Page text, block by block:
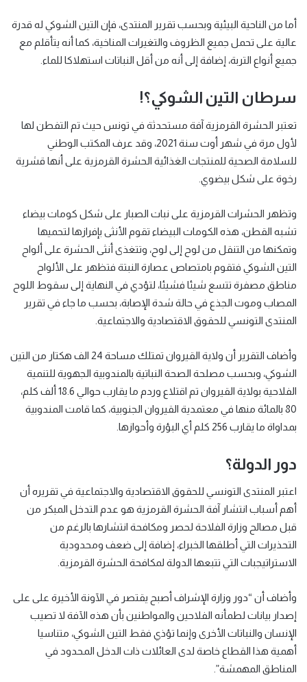
أما من الناحية البيئية وبحسب تقرير المنتدى، فإن التين الشوكي له قدرة
عالية على تحمل جميع الظروف والتغيرات المناخية، كما أنه يتأقلم مع
جميع أنواع التربة، إضافة إلى أنه من أقل النباتات استهلاكا للماء.
سرطان التين الشوكي؟!
تعتبر الحشرة القرمزية آفة مستحدثة في تونس حيث تم التفطن لها
لأول مرة في شهر أوت سنة 2021، وقد عرف المكتب الوطني
للسلامة الصحية للمنتجات الغذائية الحشرة القرمزية على أنها قشرية
رخوة على شكل بيضوي.
وتظهر الحشرات القرمزية على نبات الصبار على شكل كومات بيضاء
تشبه القطن، هذه الكومات البيضاء تقوم الأنثى بإفرازها لتحميها
وتمكنها من التنقل من لوح إلى لوح، وتتغذى أنثى الحشرة على ألواح
التين الشوكي فتقوم بامتصاص عصارة النبتة فتظهر على الألواح
مناطق مصفرة تتسع شيئا فشيئا، لتؤدي في النهاية إلى سقوط اللوح
المصاب وموت الجذع في حالة شدة الإصابة، بحسب ما جاء في تقرير
المنتدى التونسي للحقوق الاقتصادية والاجتماعية.
وأضاف التقرير أن ولاية القيروان تمتلك مساحة 24 الف هكتار من التين
الشوكي، وبحسب مصلحة الصحة النباتية بالمندوبية الجهوية للتنمية
الفلاحية بولاية القيروان تم اقتلاع وردم ما يقارب حوالي 18.6 ألف كلم،
80 بالمائة منها في معتمدية القيروان الجنوبية، كما قامت المندوبية
بمداواة ما يقارب 256 كلم أي البؤرة وأحوازها.
دور الدولة؟
اعتبر المنتدى التونسي للحقوق الاقتصادية والاجتماعية في تقريره أن
أهم أسباب انتشار آفة الحشرة القرمزية هو عدم التدخل المبكر من
قبل مصالح وزارة الفلاحة لحصر ومكافحة انتشارها بالرغم من
التحذيرات التي أطلقها الخبراء، إضافة إلى ضعف ومحدودية
الاستراتيجبات التي تتبعها الدولة لمكافحة الحشرة القرمزية.
وأضاف أن “دور وزارة الإشراف أصبح يقتصر في الآونة الأخيرة على على
إصدار بيانات لطمأنه الفلاحين والمواطنين بأن هذه الآفة لا تصيب
الإنسان والنباتات الأخرى وإنما تؤذي فقط التين الشوكي، متناسيا
أهمية هذا القطاع خاصة لدى العائلات ذات الدخل المحدود في
المناطق المهمشة”.